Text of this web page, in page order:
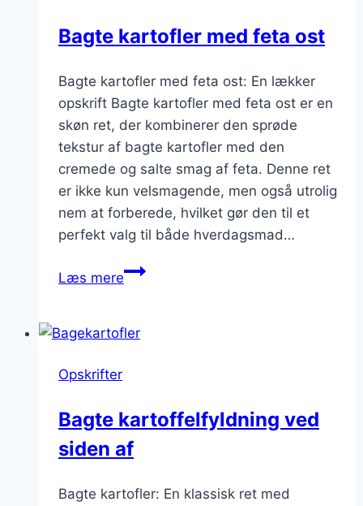
Bagte kartofler med feta ost
Bagte kartofler med feta ost: En lækker
opskrift Bagte kartofler med feta ost er en
skøn ret, der kombinerer den sprøde
tekstur af bagte kartofler med den
cremede og salte smag af feta. Denne ret
er ikke kun velsmagende, men også utrolig
nem at forberede, hvilket gør den til et
perfekt valg til både hverdagsmad…
Læs mereBagte
feta
Opskrifter
Bagte kartoffelfyldning ved
siden af
Bagte kartofler: En klassisk ret med